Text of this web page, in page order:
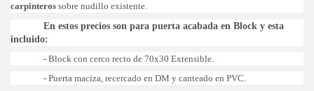
carpinteros sobre nudillo existente.
En estos precios son para puerta acabada en Block y esta
incluido:
- Block con cerco recto de 70x30 Extensible.
- Puerta maciza, recercado en DM y canteado en PVC.